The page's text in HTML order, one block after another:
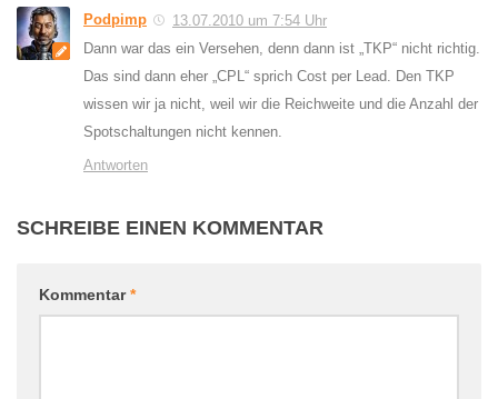
Podpimp
13.07.2010 um 7:54 Uhr
Dann war das ein Versehen, denn dann ist „TKP“ nicht richtig.
Das sind dann eher „CPL“ sprich Cost per Lead. Den TKP
wissen wir ja nicht, weil wir die Reichweite und die Anzahl der
Spotschaltungen nicht kennen.
Antworten
SCHREIBE EINEN KOMMENTAR
Kommentar*